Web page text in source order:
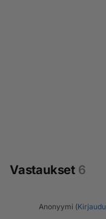
Vastaukset 6
Anonyymi (Kirjaudu